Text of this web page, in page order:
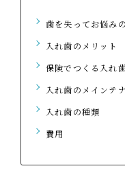
歯を失ってお悩み
入れ歯のメリット
保険でつくる入れ
入れ歯のメインテ
入れ歯の種類
費用